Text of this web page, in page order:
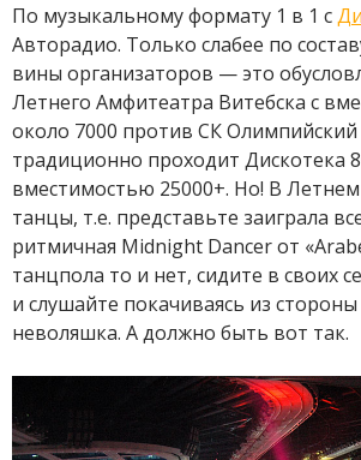
По музыкальному формату 1 в 1 с
Авторадио. Только слабее по
вины организаторов — это
Летнего Амфитеатра Витебска с
около 7000 против СК
традиционно проходит Дискотека
вместимостью 25000+. Но! В
танцы, т.е. представьте заиграла
ритмичная Midnight Dancer от
танцпола то и нет, сидите в своих
и слушайте покачиваясь из
неволяшка. А должно быть вот так.